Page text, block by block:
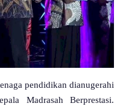
pendidikan dianugerahi
Madrasah Berprestasi.